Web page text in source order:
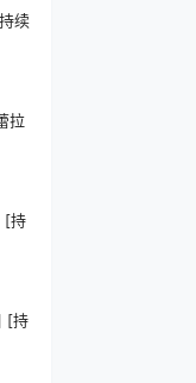
续
拉
[持
[持